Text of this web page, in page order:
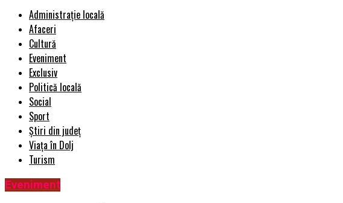
Administrație locală
Afaceri
Cultură
Eveniment
Exclusiv
Politică locală
Social
Sport
Știri din județ
Viața în Dolj
Turism
Eveniment